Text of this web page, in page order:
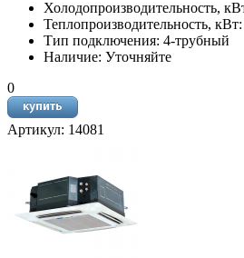
Холодопроизводительность,
Теплопроизводительность,
Тип подключения: 4-трубный
Наличие: Уточняйте
0
Артикул: 14081